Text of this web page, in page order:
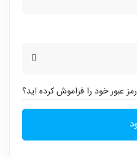
رمز عبور خود را فراموش کرده اید؟